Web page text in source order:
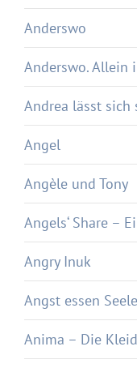
Anderswo
Anderswo. Allein
Andrea lässt sich
Angel
Angèle und Tony
Angels‘ Share –
Angry Inuk
Angst essen
Anima – Die